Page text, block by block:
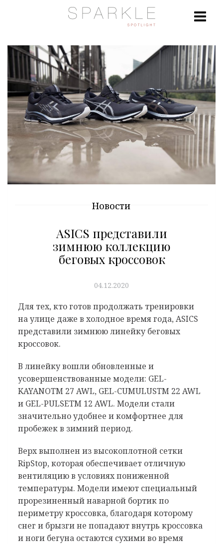
Новости
ASICS представили
зимнюю коллекцию
беговых кроссовок
04.12.2020
Для тех, кто готов продолжать тренировки
на улице даже в холодное время года, ASICS
представили зимнюю линейку беговых
кроссовок.
В линейку вошли обновленные и
усовершенствованные модели: GEL-
KAYANOTM 27 AWL, GEL-CUMULUSTM 22 AWL
и GEL-PULSETM 12 AWL. Модели стали
значительно удобнее и комфортнее для
пробежек в зимний период.
Верх выполнен из высокоплотной сетки
RipStop, которая обеспечивает отличную
вентиляцию в условиях пониженной
температуры. Модели имеют специальный
прорезиненный наварной бортик по
периметру кроссовка, благодаря которому
снег и брызги не попадают внутрь кроссовка
и ноги бегуна остаются сухими во время